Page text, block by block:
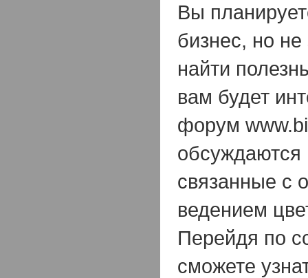
Вы
бизнес, но
найти
вам будет
форум
обсуждаются
связанные с
ведением
Перейдя по
сможете